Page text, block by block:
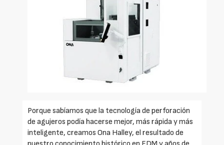
Porque sabíamos que la tecnología de perforación
de agujeros podía hacerse mejor, más rápida y más
inteligente, creamos Ona Halley, el resultado de